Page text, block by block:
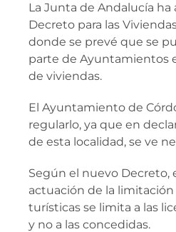
La Junta de Andalucía
Decreto para las
donde se prevé que se
parte de Ayuntamientos
de viviendas.
El Ayuntamiento de
regularlo, ya que en
de esta localidad, se ve
Según el nuevo Decreto,
actuación de la
turísticas se limita a las
y no a las concedidas.